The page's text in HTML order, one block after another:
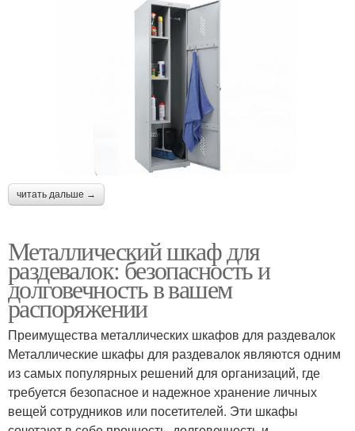
читать дальше →
Металлический шкаф для
раздевалок: безопасность и
долговечность в вашем
распоряжении
Преимущества металлических шкафов для раздевалок
Металлические шкафы для раздевалок являются одним
из самых популярных решений для организаций, где
требуется безопасное и надежное хранение личных
вещей сотрудников или посетителей. Эти шкафы